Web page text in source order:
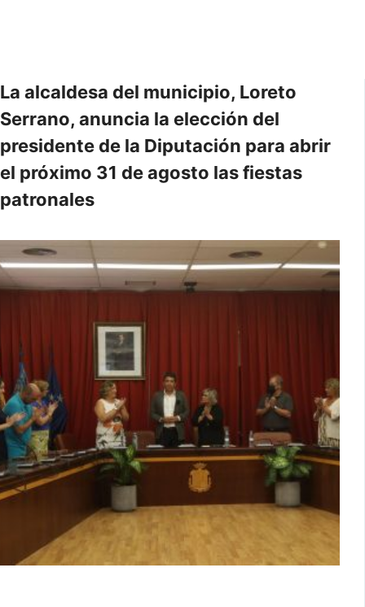
La alcaldesa del municipio, Loreto
Serrano, anuncia la elección del
presidente de la Diputación para abrir
el próximo 31 de agosto las fiestas
patronales